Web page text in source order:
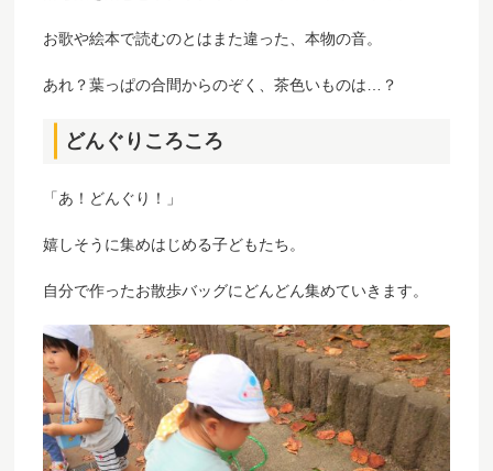
お歌や絵本で読むのとはまた違った、本物の音。
あれ？葉っぱの合間からのぞく、茶色いものは…？
どんぐりころころ
「あ！どんぐり！」
嬉しそうに集めはじめる子どもたち。
自分で作ったお散歩バッグにどんどん集めていきます。